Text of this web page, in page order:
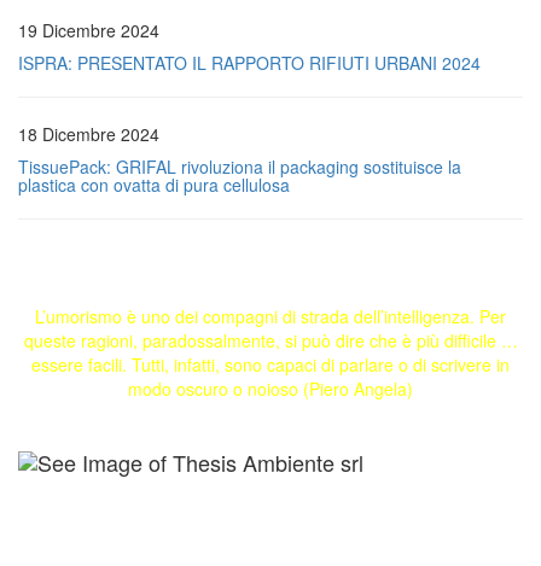
19 Dicembre 2024
ISPRA: PRESENTATO IL RAPPORTO RIFIUTI URBANI 2024
18 Dicembre 2024
TissuePack: GRIFAL rivoluziona il packaging sostituisce la
plastica con ovatta di pura cellulosa
L’umorismo è uno dei compagni di strada dell’intelligenza. Per
queste ragioni, paradossalmente, si può dire che è più difficile …
essere facili. Tutti, infatti, sono capaci di parlare o di scrivere in
modo oscuro o noioso (Piero Angela)